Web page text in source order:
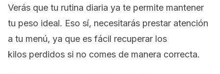
Verás que tu rutina diaria ya te permite mantener
tu peso ideal. Eso sí, necesitarás prestar atención
a tu menú, ya que es fácil recuperar los
kilos perdidos si no comes de manera correcta.